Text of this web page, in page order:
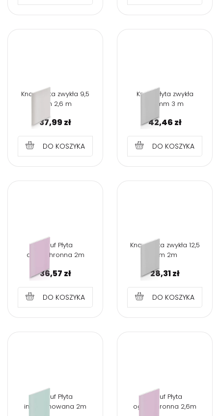
Knauf Płyta zwykła 9,5
mm 2,6 m
37,99zł
DO KOSZYKA
Knauf Płyta zwykła
12,5mm 3 m
42,46zł
DO KOSZYKA
Knauf Płyta
ogniochronna 2m
36,57 zł
DO KOSZYKA
Knauf Płyta zwykła 12,5
mm 2m
28,31zł
DO KOSZYKA
Knauf Płyta
impregnowana 2m
Knauf Płyta
ogniochronna 2,6m